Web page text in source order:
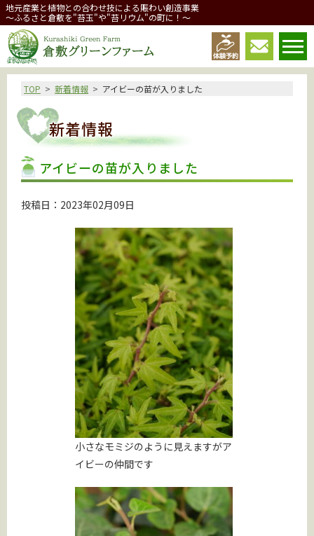
地元産業と植物との合わせ技による賑わい創造事業
～ふるさと倉敷を"苔玉"や"苔リウム"の町に！～
倉敷グリーンファーム
TOP 新着情報 アイビーの苗が入りました
新着情報
アイビーの苗が入りました
投稿日：2023年02月09日
小さなモミジのように見えますがア
イビーの仲間です